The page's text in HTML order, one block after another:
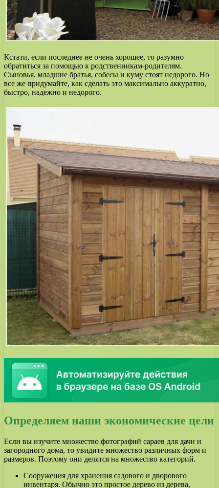
Кстати, если последнее не очень хорошее, то разумно
обратиться за помощью к родственникам-родителям.
Сыновья, младшие братья, собесы и куму стоят недорого. Но
все же придумайте, как сделать это максимально аккуратно,
быстро, надежно и недорого.
Определяем наши экономические цели
Если вы изучите множество фотографий сараев для дачи и
загородного дома, то увидите множество различных форм и
размеров. Поэтому они делятся на множество категорий.
Сооружения для хранения садового и дворового
инвентаря. Обычно это простое дерево из дерева,